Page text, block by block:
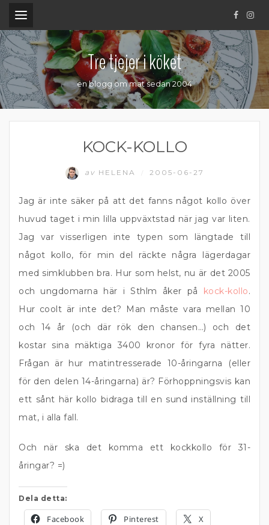
.
Tre tjejer i köket
en blogg om mat sedan 2004
KOCK-KOLLO
av HELENA 2005-06-27
Jag är inte säker på att det fanns något kollo över
huvud taget i min lilla uppväxtstad när jag var liten.
Jag var visserligen inte typen som längtade till
något kollo, för min del räckte några lägerdagar
med simklubben bra. Hur som helst, nu är det 2005
och ungdomarna här i Sthlm åker på kock-kollo.
Hur coolt är inte det? Man måste vara mellan 10
och 14 år (och där rök den chansen…) och det
kostar sina mäktiga 3400 kronor för fyra nätter.
Frågan är hur matintresserade 10-åringarna (eller
för den delen 14-åringarna) är? Förhoppningsvis kan
ett sånt här kollo bidraga till en sund inställning till
mat, i alla fall.
Och när ska det komma ett kockkollo för 31-
åringar? =)
Dela detta:
Facebook Pinterest X